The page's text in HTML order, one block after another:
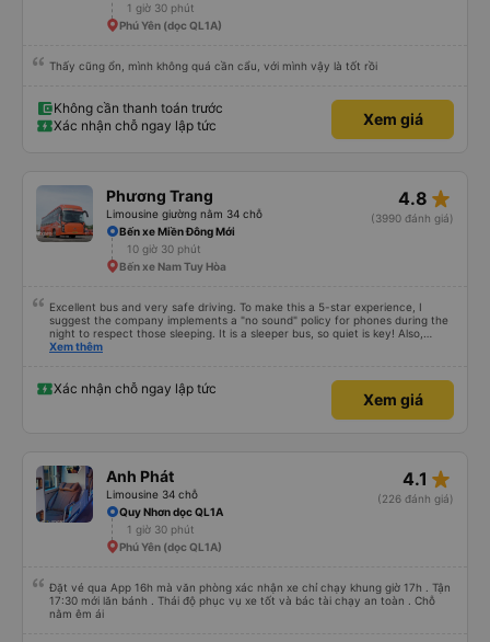
1 giờ 30 phút
Phú Yên (dọc QL1A)
Thấy cũng ổn, mình không quá cần cẩu, với mình vậy là tốt rồi
Không cần thanh toán trước
Xác nhận chỗ ngay lập tức
Xem giá
Phương Trang
Limousine giường nằm 34 chỗ
4.8 star_rate
(3990 đánh giá)
Bến xe Miền Đông Mới
10 giờ 30 phút
Bến xe Nam Tuy Hòa
Excellent bus and very safe driving. To make this a 5-star experience, I
suggest the company implements a "no sound" policy for phones during the
night to respect those sleeping. It is a sleeper bus, so quiet is key! Also,
please display the Wi-Fi password clearly inside the cabin for convenience. I
quy định rõ ràng về việc giữ im lặng (tắt âm thanh điện thoại) vào ban đêm
để tránh làm phiền hành khách khác ngủ. Ngoài ra, nhà xe nên dán sẵn mật
khẩu Wi-Fi trong xe để hành khách dễ dàng sử dụng. Tôi vẫn sẽ tiếp tục ủng
Xem thêm
Xác nhận chỗ ngay lập tức
Xem giá
Anh Phát
Limousine 34 chỗ
4.1 star_rate
(226 đánh giá)
Quy Nhơn dọc QL1A
1 giờ 30 phút
Phú Yên (dọc QL1A)
Đặt vé qua App 16h mà văn phòng xác nhận xe chỉ chạy khung giờ 17h . Tận
17:30 mới lăn bánh . Thái độ phục vụ xe tốt và bác tài chạy an toàn . Chỗ
nằm êm ái